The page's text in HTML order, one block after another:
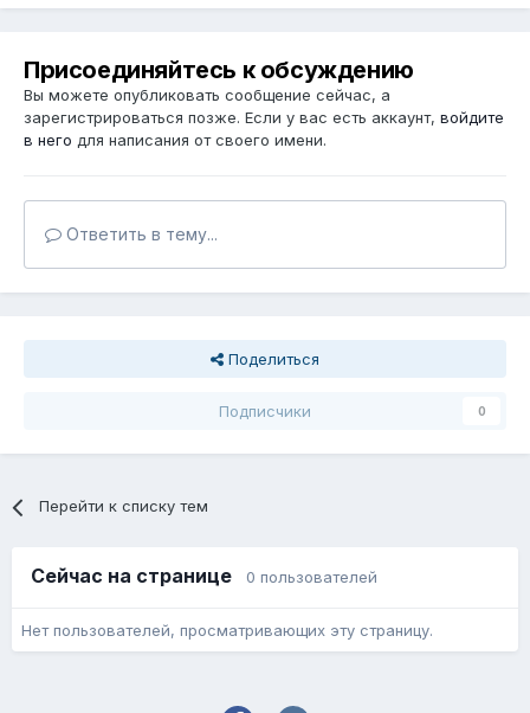
Присоединяйтесь к обсуждению
Вы можете опубликовать сообщение сейчас, а
зарегистрироваться позже. Если у вас есть аккаунт, войдите
в него для написания от своего имени.
Ответить в тему...
Поделиться
Подписчики 0
Перейти к списку тем
Сейчас на странице 0 пользователей
Нет пользователей, просматривающих эту страницу.